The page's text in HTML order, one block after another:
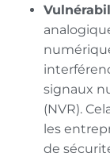
signaux
(NVR).
les
de